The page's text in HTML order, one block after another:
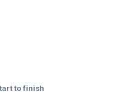
to finish